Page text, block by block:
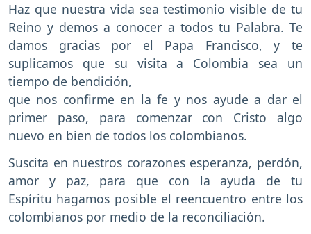
Haz que nuestra vida sea testimonio visible de tu
Reino y demos a conocer a todos tu Palabra. Te
damos gracias por el Papa Francisco, y te
suplicamos que su visita a Colombia sea un
tiempo de bendición,
que nos confirme en la fe y nos ayude a dar el
primer paso, para comenzar con Cristo algo
nuevo en bien de todos los colombianos.
Suscita en nuestros corazones esperanza, perdón,
amor y paz, para que con la ayuda de tu
Espíritu hagamos posible el reencuentro entre los
colombianos por medio de la reconciliación.